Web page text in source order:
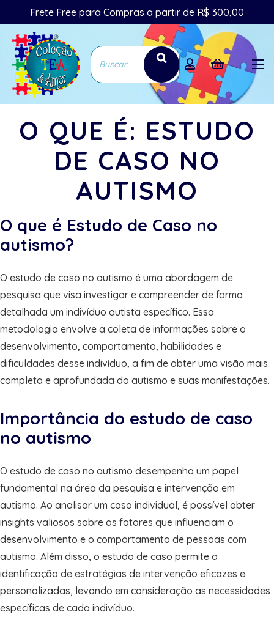
Frete Free para Compras a partir de R$ 300,00
O QUE É: ESTUDO
DE CASO NO
AUTISMO
O que é Estudo de Caso no
autismo?
O estudo de caso no autismo é uma abordagem de
pesquisa que visa investigar e compreender de forma
detalhada um indivíduo autista específico. Essa
metodologia envolve a coleta de informações sobre o
desenvolvimento, comportamento, habilidades e
dificuldades desse indivíduo, a fim de obter uma visão mais
completa e aprofundada do autismo e suas manifestações.
Importância do estudo de caso
no autismo
O estudo de caso no autismo desempenha um papel
fundamental na área da pesquisa e intervenção em
autismo. Ao analisar um caso individual, é possível obter
insights valiosos sobre os fatores que influenciam o
desenvolvimento e o comportamento de pessoas com
autismo. Além disso, o estudo de caso permite a
identificação de estratégias de intervenção eficazes e
personalizadas, levando em consideração as necessidades
específicas de cada indivíduo.